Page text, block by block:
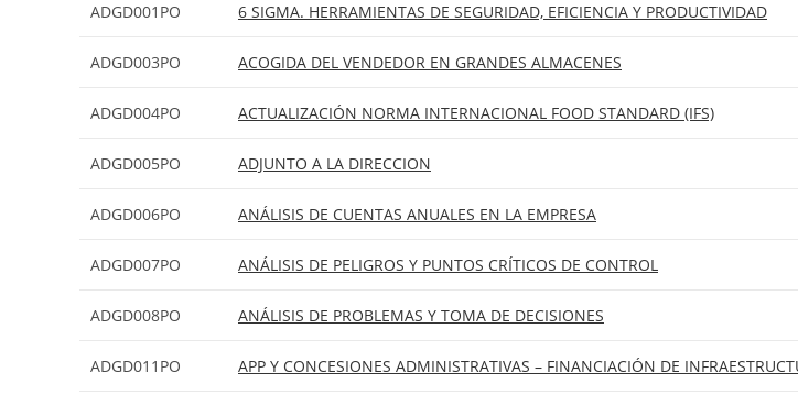
ADGD001PO 6 SIGMA. HERRAMIENTAS DE SEGURIDAD, EFICIENCIA Y PRODUCTIVIDAD
ADGD003PO ACOGIDA DEL VENDEDOR EN GRANDES ALMACENES
ADGD004PO ACTUALIZACIÓN NORMA INTERNACIONAL FOOD STANDARD (IFS)
ADGD005PO ADJUNTO A LA DIRECCION
ADGD006PO ANÁLISIS DE CUENTAS ANUALES EN LA EMPRESA
ADGD007PO ANÁLISIS DE PELIGROS Y PUNTOS CRÍTICOS DE CONTROL
ADGD008PO ANÁLISIS DE PROBLEMAS Y TOMA DE DECISIONES
ADGD011PO APP Y CONCESIONES ADMINISTRATIVAS – FINANCIACIÓN DE